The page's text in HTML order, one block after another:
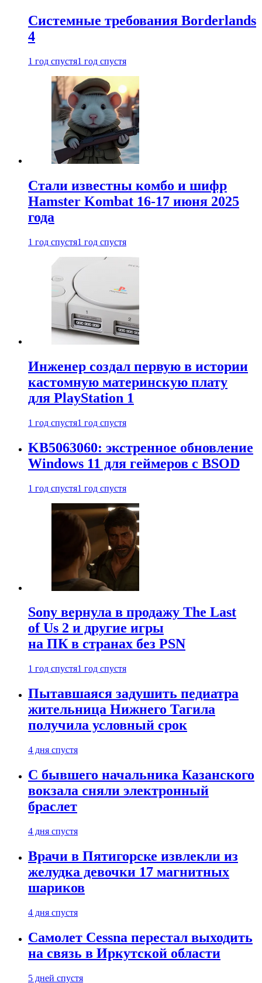
Системные требования Borderlands
4
1 год спустя1 год спустя
Стали известны комбо и шифр
Hamster Kombat 16-17 июня 2025
года
1 год спустя1 год спустя
Инженер создал первую в истории
кастомную материнскую плату
для PlayStation 1
1 год спустя1 год спустя
KB5063060: экстренное обновление
Windows 11 для геймеров с BSOD
1 год спустя1 год спустя
Sony вернула в продажу The Last
of Us 2 и другие игры
на ПК в странах без PSN
1 год спустя1 год спустя
Пытавшаяся задушить педиатра
жительница Нижнего Тагила
получила условный срок
4 дня спустя
С бывшего начальника Казанского
вокзала сняли электронный
браслет
4 дня спустя
Врачи в Пятигорске извлекли из
желудка девочки 17 магнитных
шариков
4 дня спустя
Самолет Cessna перестал выходить
на связь в Иркутской области
5 дней спустя